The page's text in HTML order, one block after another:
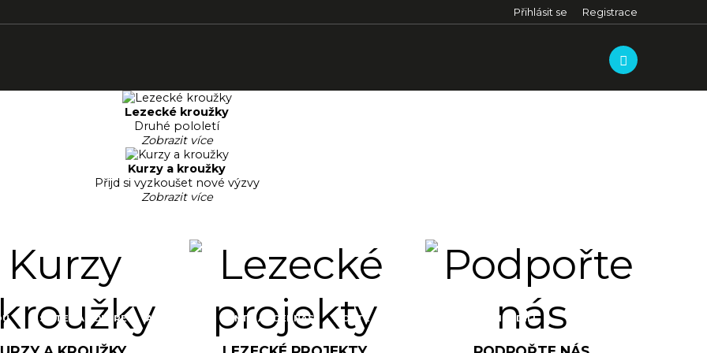
Přihlásit se Registrace
LONGA - DINOPARK
IL SISTEMA SOLARE ALACARTA PUNTA ARGENNAS MONTE SU MULONE CENIGA GIRADILI
Lezecké kroužky
Druhé pololetí
Zobrazit více
Kurzy a kroužky
Přijd si vyzkoušet nové výzvy
Zobrazit více